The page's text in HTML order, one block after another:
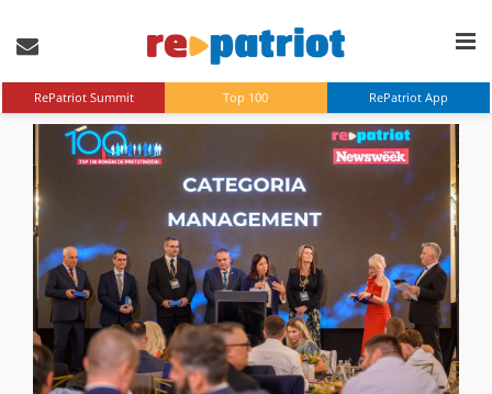
RePatriot Summit Top 100 RePatriot App